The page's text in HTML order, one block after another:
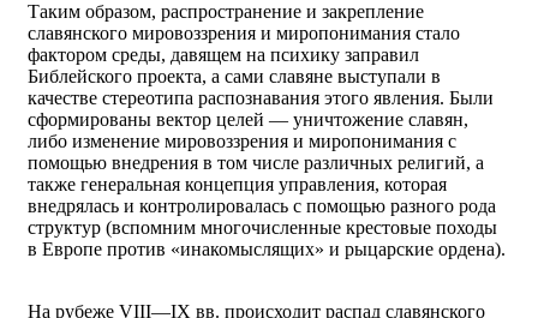
Таким образом, распространение и закрепление
славянского мировоззрения и миропонимания стало
фактором среды, давящем на психику заправил
Библейского проекта, а сами славяне выступали в
качестве стереотипа распознавания этого явления. Были
сформированы вектор целей — уничтожение славян,
либо изменение мировоззрения и миропонимания с
помощью внедрения в том числе различных религий, а
также генеральная концепция управления, которая
внедрялась и контролировалась с помощью разного рода
структур (вспомним многочисленные крестовые походы
в Европе против «инакомыслящих» и рыцарские ордена).
На рубеже VIII—IX вв. происходит распад славянского